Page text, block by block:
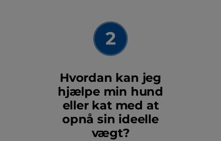
Hvordan kan jeg
hjælpe min hund
eller kat med at
opnå sin ideelle
vægt?